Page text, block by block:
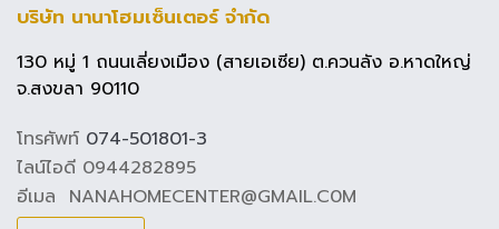
บริษัท นานาโฮมเซ็นเตอร์ จำกัด
130 หมู่ 1 ถนนเลี่ยงเมือง (สายเอเซีย) ต.ควนลัง อ.หาดใหญ่
จ.สงขลา 90110
โทรศัพท์ 074-501801-3
ไลน์ไอดี 0944282895
อีเมล NANAHOMECENTER@GMAIL.C0M